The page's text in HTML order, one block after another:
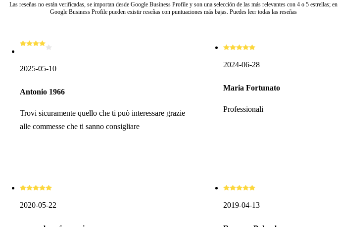
Las reseñas no están verificadas, se importan desde Google Business Profile y son una selección de las más relevantes con 4 o 5 estrellas; en
Google Business Profile pueden existir reseñas con puntuaciones más bajas. Puedes leer todas las reseñas
2025-05-10
Antonio 1966
Trovi sicuramente quello che ti può interessare grazie
alle commesse che ti sanno consigliare
2024-06-28
Maria Fortunato
Professionali
2020-05-22 2019-04-13